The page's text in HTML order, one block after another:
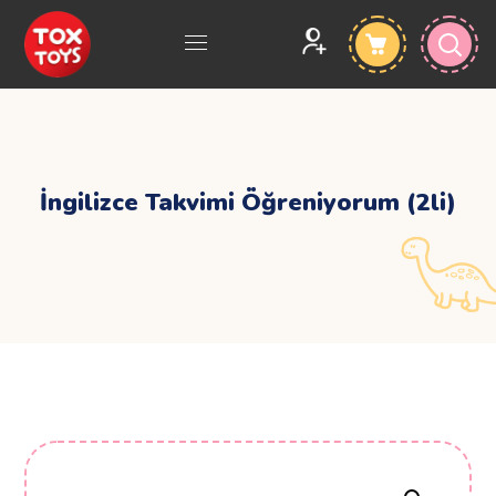
İngilizce Takvimi Öğreniyorum (2li)